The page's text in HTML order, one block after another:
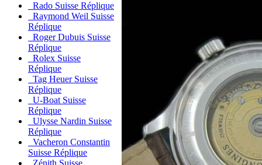
Rado Suisse Réplique
Raymond Weil Suisse
Réplique
Roger Dubuis Suisse
Réplique
Rolex Suisse
Réplique
Tag Heuer Suisse
Réplique
U-Boat Suisse
Réplique
Ulysse Nardin Suisse
Réplique
Vacheron Constantin
Suisse Réplique